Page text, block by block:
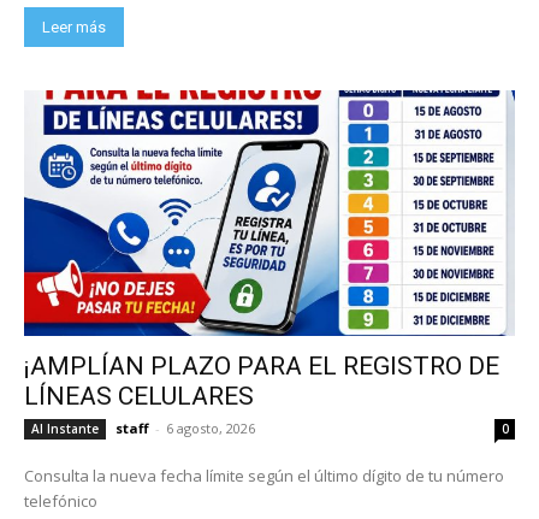
Leer más
¡AMPLÍAN PLAZO PARA EL REGISTRO DE
LÍNEAS CELULARES
Al Instante staff - 6 agosto, 2026 0
Consulta la nueva fecha límite según el último dígito de tu número
telefónico